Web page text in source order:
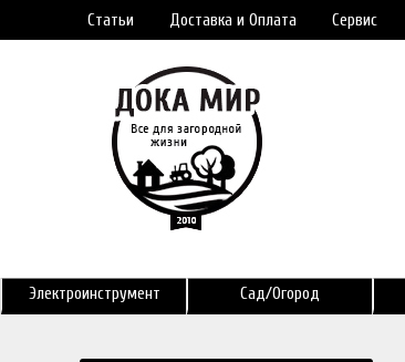
Статьи Доставка и Оплата Сервис
Электроинструмент Сад/Огород